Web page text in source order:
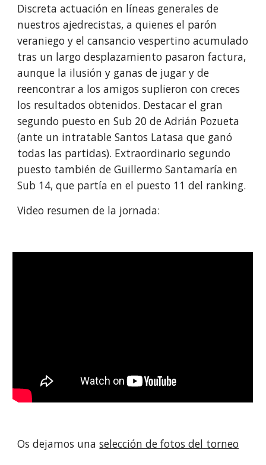
Discreta actuación en líneas generales de
nuestros ajedrecistas, a quienes el parón
veraniego y el cansancio vespertino acumulado
tras un largo desplazamiento pasaron factura,
aunque la ilusión y ganas de jugar y de
reencontrar a los amigos suplieron con creces
los resultados obtenidos. Destacar el gran
segundo puesto en Sub 20 de Adrián Pozueta
(ante un intratable Santos Latasa que ganó
todas las partidas). Extraordinario segundo
puesto también de Guillermo Santamaría en
Sub 14, que partía en el puesto 11 del ranking.
Video resumen de la jornada:
Os dejamos unaselección de fotos del torneo